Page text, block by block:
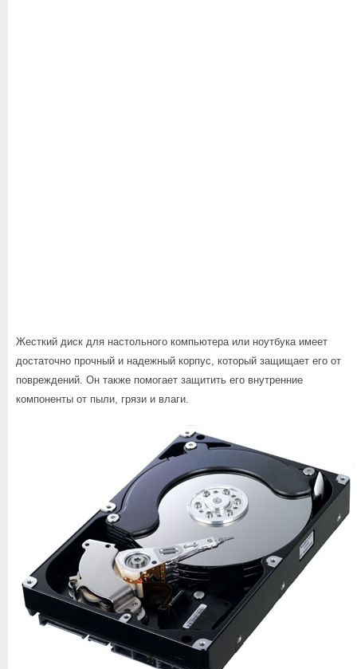
Жесткий диск для настольного компьютера или ноутбука имеет
достаточно прочный и надежный корпус, который защищает его от
повреждений. Он также помогает защитить его внутренние
компоненты от пыли, грязи и влаги.